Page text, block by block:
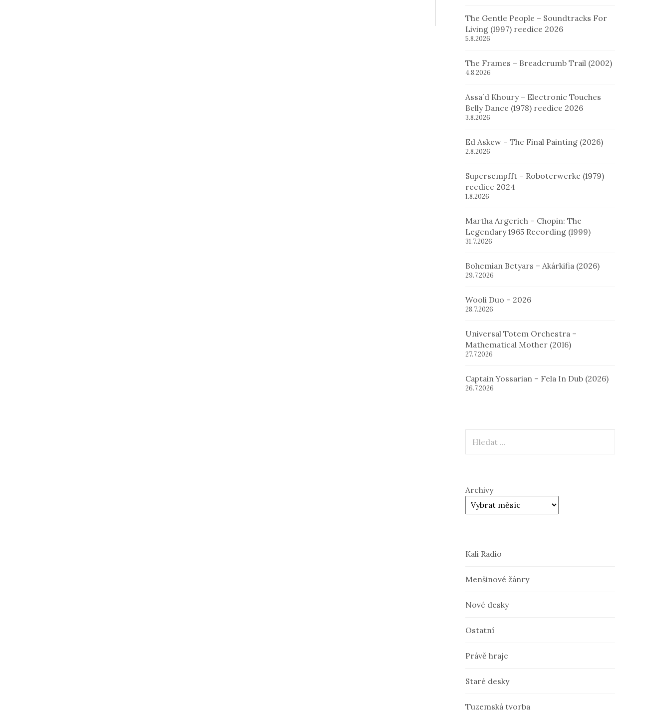
The Gentle People – Soundtracks For
Living (1997) reedice 2026
5.8.2026
The Frames – Breadcrumb Trail (2002)
4.8.2026
Assa´d Khoury – Electronic Touches
Belly Dance (1978) reedice 2026
3.8.2026
Ed Askew – The Final Painting (2026)
2.8.2026
Supersempfft – Roboterwerke (1979)
reedice 2024
1.8.2026
Martha Argerich – Chopin: The
Legendary 1965 Recording (1999)
31.7.2026
Bohemian Betyars – Akárkifia (2026)
29.7.2026
Wooli Duo – 2026
28.7.2026
Universal Totem Orchestra –
Mathematical Mother (2016)
27.7.2026
Captain Yossarian – Fela In Dub (2026)
26.7.2026
Archivy
Kali Radio
Menšinové žánry
Nové desky
Ostatní
Právě hraje
Staré desky
Tuzemská tvorba